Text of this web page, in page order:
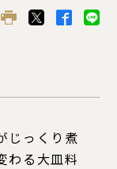
じっくり煮
わる大皿料